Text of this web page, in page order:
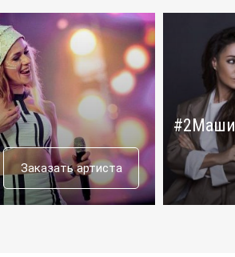
Заказать артиста
#2Маши